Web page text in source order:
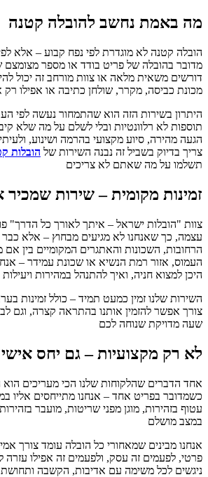
מה באמת נחשב להובלה קטנה
הובלה קטנה לא מוגדרת לפי נפח קבוע – אלא
מדובר בהובלה של פריט בודד או מספר מצומצם
דורשים משאית מלאה או צוות מורחב זה יכול
מכונת כביסה, מקרר, שולחן כתיבה או אפילו רק
היתרון בשירות הזה הוא שהתמחור נעשה לפי
תוספות לא רלוונטיות ובלי לשלם על מה שלא
הגעה מהירה, סיוע מקצועי בהרמה ושינוע,
צריך בדיוק בשביל זה נבנה השירות של הובלות
תשלמו על מה שאתם לא צריכים
זמינות מקומית – שירות
צוות "הובלות ישראל – איתך לאורך כל הדרך"
עצמה, כך שאנחנו לא מגיעים מבחוץ – אלא
הרחובות, השכונות והאתגרים המקומיים בין אם
העמוס, אזור רמת הנשיא או שכונת עמידר –
היכן למצוא חניה, ואיך להתנהל במהירות ויעילות
השירות שלנו זמין כמעט תמיד – כולל זמינות
צורך אפשר להזמין אותנו בהתראה קצרה, וגם
שעה מדויקת שנוחה לכם
לא רק מקצועיות – גם יחס אישי
אחד הדברים שהלקוחות שלנו הכי מעריכים הוא
כשמדובר בפריט אחד – אנחנו מתייחסים אליו
עטוף בזהירות, מוגן מפני שריטות, מועבר
במצב מושלם
אנחנו מבינים שמאחורי כל הובלה עומד צורך
פרטי, לפעמים זה עסק, ולפעמים זה אפילו עזרה
ניגשים לכל משימה עם אדיבות, הקשבה